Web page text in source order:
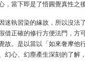
，當下即是了悟圓覺真性之
迷執習染的緣故，所以沒法
借正確的修行方便法門，
故。是以當以「如來奢摩他
幻心、幻塵產生深刻的了解